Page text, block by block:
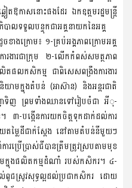
កាសនោះផងដែរ ឯកឧត្ដមរដ្ឋមន្ត្រី
បាលទទួលបន្ទុកជាអគ្គនាយកនៃអគ្គ
ខាងក្រោម៖ ១-គ្រប់អង្គភាពក្រោមអគ្គ
ារងារជាក្រុម ២-លើកកំពស់សមត្ថភាព
លិតផលកសិកម្ម ជាពិសេសពង្រឹងការងារ
ាមក្នុងតំបន់ (អាស៊ាន) និងអន្តរជាតិ
ញ្ជាទិញ ព្រមទាំងឈានទៅរៀបចំជា អីុ-
៣-បង្កើនការយកចិត្តទុកដាក់ដល់ការ
តម្លៃដីជាក់ស្តែង នៅតាមតំបន់នីមួយៗ
ប្រើប្រាស់ជីបានត្រឹមត្រូវស្របតាមមុខ
មក្នុងផលិតកម្មដំណាំ របស់កសិករ។ ៤-
ល់ពូជស្រូវសុទ្ធល្អដល់ប្រជាកសិករ ដោយ